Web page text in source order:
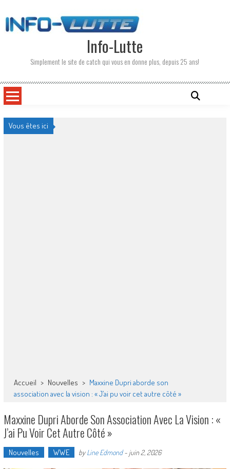
to
content
Info-Lutte
Simplement le site de catch qui vous en donne plus, depuis 25 ans!
Vous êtes ici
Accueil > Nouvelles > Maxxine Dupri aborde son
association avec la vision : « J’ai pu voir cet autre côté »
Maxxine Dupri Aborde Son Association Avec La Vision : «
J’ai Pu Voir Cet Autre Côté »
Nouvelles WWE byLine Edmond- juin 2, 2026